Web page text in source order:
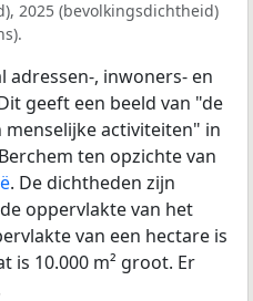
2025 (bevolkingsdichtheid)
, inwoners- en
geeft een beeld van "de
activiteiten" in
ten opzichte van
. De dichtheden zijn
oppervlakte van het
van een hectare is
is 10.000 m² groot. Er